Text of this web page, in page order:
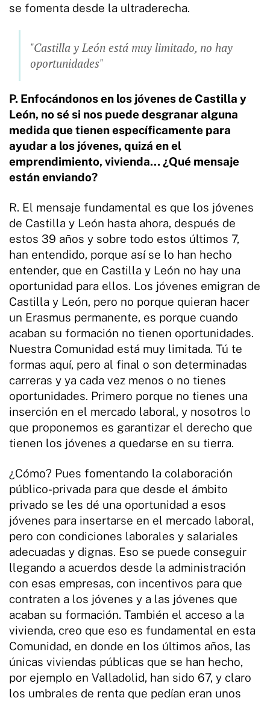
se fomenta desde la ultraderecha.
"Castilla y León está muy limitado, no hay
oportunidades"
P. Enfocándonos en los jóvenes de Castilla y
León, no sé si nos puede desgranar alguna
medida que tienen específicamente para
ayudar a los jóvenes, quizá en el
emprendimiento, vivienda... ¿Qué mensaje
están enviando?
R. El mensaje fundamental es que los jóvenes
de Castilla y León hasta ahora, después de
estos 39 años y sobre todo estos últimos 7,
han entendido, porque así se lo han hecho
entender, que en Castilla y León no hay una
oportunidad para ellos. Los jóvenes emigran de
Castilla y León, pero no porque quieran hacer
un Erasmus permanente, es porque cuando
acaban su formación no tienen oportunidades.
Nuestra Comunidad está muy limitada. Tú te
formas aquí, pero al final o son determinadas
carreras y ya cada vez menos o no tienes
oportunidades. Primero porque no tienes una
inserción en el mercado laboral, y nosotros lo
que proponemos es garantizar el derecho que
tienen los jóvenes a quedarse en su tierra.
¿Cómo? Pues fomentando la colaboración
público-privada para que desde el ámbito
privado se les dé una oportunidad a esos
jóvenes para insertarse en el mercado laboral,
pero con condiciones laborales y salariales
adecuadas y dignas. Eso se puede conseguir
llegando a acuerdos desde la administración
con esas empresas, con incentivos para que
contraten a los jóvenes y a las jóvenes que
acaban su formación. También el acceso a la
vivienda, creo que eso es fundamental en esta
Comunidad, en donde en los últimos años, las
únicas viviendas públicas que se han hecho,
por ejemplo en Valladolid, han sido 67, y claro
los umbrales de renta que pedían eran unos